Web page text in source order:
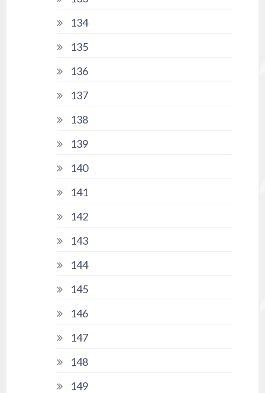
134
135
136
137
138
139
140
141
142
143
144
145
146
147
148
149